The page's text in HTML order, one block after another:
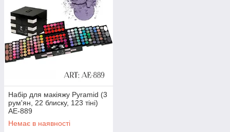
Набір для макіяжу Pyramid (3
рум'ян, 22 блиску, 123 тіні)
AE-889
Немає в наявності